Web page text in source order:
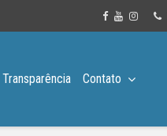
Transparência Contato